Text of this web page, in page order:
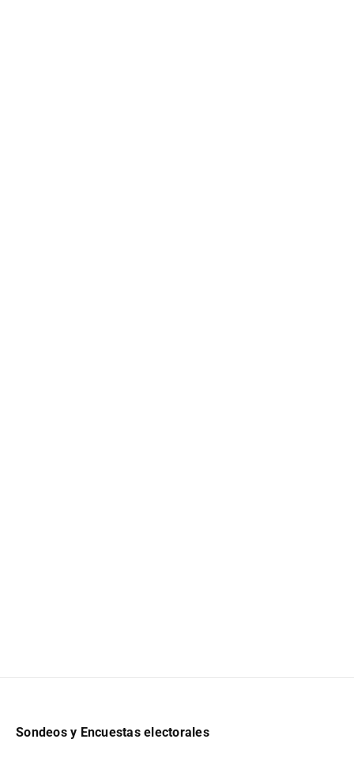
Sondeos y Encuestas electorales